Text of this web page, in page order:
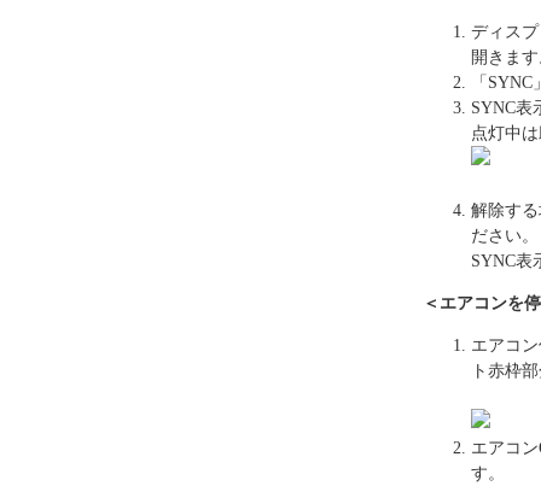
ディス
開きま
「
SYNC表
点灯中
解除す
ださい。
SYNC表
＜エアコンを
エアコ
ト赤枠
エアコ
す。